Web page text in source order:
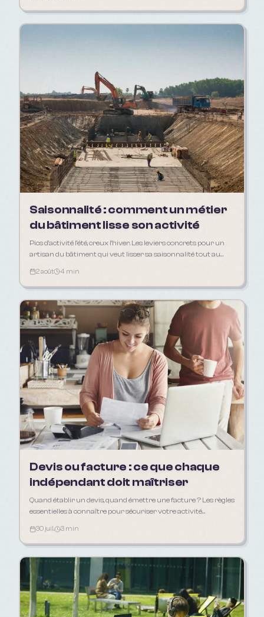
Saisonnalité : comment un métier
du bâtiment lisse son activité
Pics d'activité l'été, creux l'hiver. Les leviers concrets pour un
artisan du bâtiment qui veut lisser sa saisonnalité tout au
2 août 4 min
Devis ou facture : ce que chaque
indépendant doit maîtriser
Quand établir un devis, quand émettre une facture ? Les règles
essentielles à connaître pour sécuriser votre activité
30 juil. 3 min